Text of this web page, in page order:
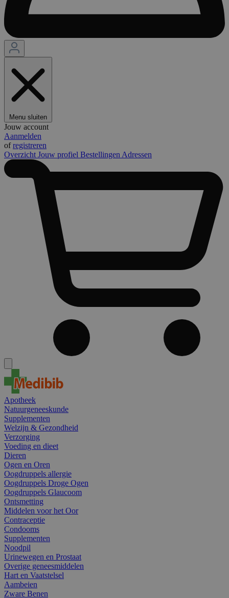
Menu sluiten
Jouw account
Aanmelden
ofregistreren
Overzicht Jouw profiel Bestellingen Adressen
Apotheek
Natuurgeneeskunde
Supplementen
Welzijn & Gezondheid
Verzorging
Voeding en dieet
Dieren
Ogen en Oren
Oogdruppels allergie
Oogdruppels Droge Ogen
Oogdruppels Glaucoom
Ontsmetting
Middelen voor het Oor
Contraceptie
Condooms
Supplementen
Noodpil
Urinewegen en Prostaat
Overige geneesmiddelen
Hart en Vaatstelsel
Aambeien
Zware Benen